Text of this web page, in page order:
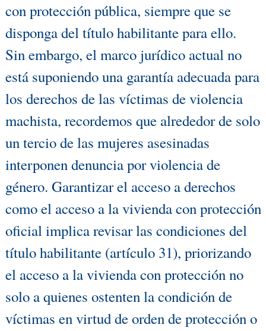
con protección pública, siempre que se
disponga del título habilitante para ello.
Sin embargo, el marco jurídico actual no
está suponiendo una garantía adecuada para
los derechos de las víctimas de violencia
machista, recordemos que alrededor de solo
un tercio de las mujeres asesinadas
interponen denuncia por violencia de
género. Garantizar el acceso a derechos
como el acceso a la vivienda con protección
oficial implica revisar las condiciones del
título habilitante (artículo 31), priorizando
el acceso a la vivienda con protección no
solo a quienes ostenten la condición de
víctimas en virtud de orden de protección o